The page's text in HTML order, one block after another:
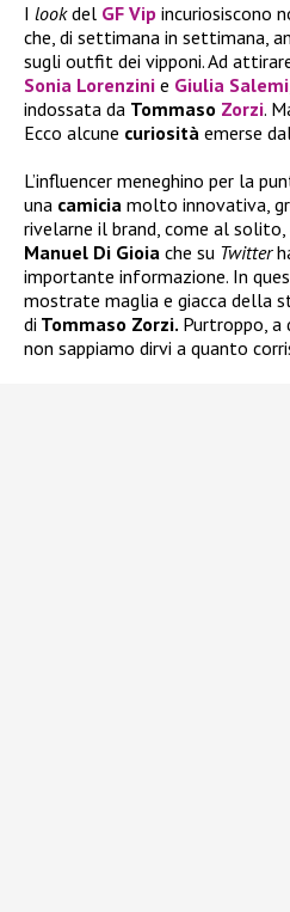
I lookdel GF Vip incuriosiscono
che, di settimana in settimana,
sugli outfit dei vipponi. Ad
Sonia Lorenzini e Giulia Salemi
indossata da Tommaso Zorzi.
Ecco alcune curiosità emerse
L’influencer meneghino per la
una camicia molto innovativa,
rivelarne il brand, come al solito,
Manuel Di Gioia che su Twitter
importante informazione. In
mostrate maglia e giacca della
di Tommaso Zorzi. Purtroppo,
non sappiamo dirvi a quanto